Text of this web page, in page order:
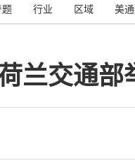
行业 区域 美
兰交通